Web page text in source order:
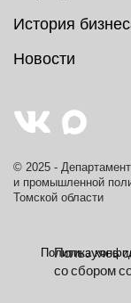
История
Новости
© 2025 -
и промышленной
Томской области
Политика
Пользуясь
со сбором